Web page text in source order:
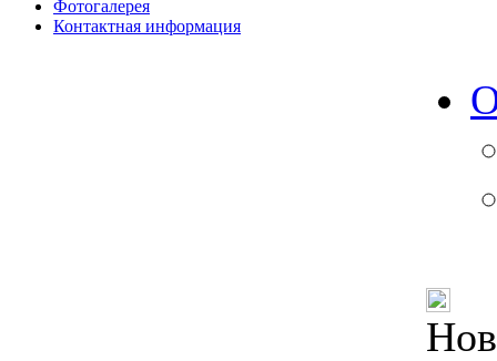
Фотогалерея
Контактная информация